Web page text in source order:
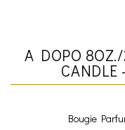
A DOPO
CANDLE
Bougie